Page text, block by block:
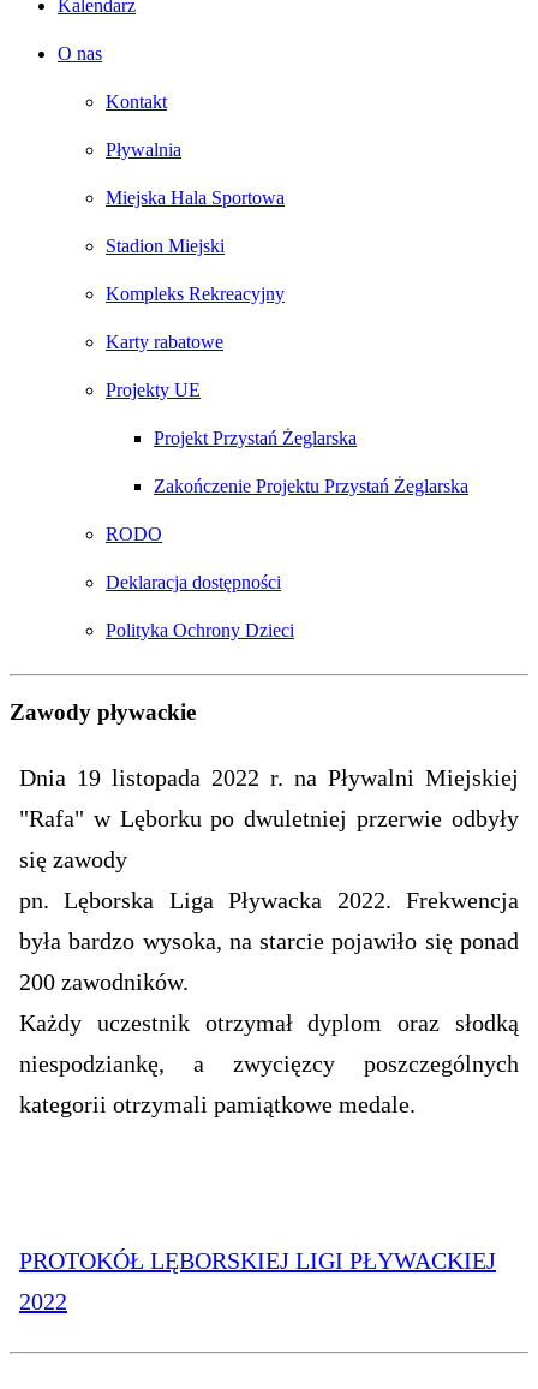
Kalendarz
O nas
Kontakt
Pływalnia
Miejska Hala Sportowa
Stadion Miejski
Kompleks Rekreacyjny
Karty rabatowe
Projekty UE
Projekt Przystań Żeglarska
Zakończenie Projektu Przystań Żeglarska
RODO
Deklaracja dostępności
Polityka Ochrony Dzieci
Zawody pływackie
Dnia 19 listopada 2022 r. na Pływalni Miejskiej
"Rafa" w Lęborku po dwuletniej przerwie odbyły
się zawody
pn. Lęborska Liga Pływacka 2022. Frekwencja
była bardzo wysoka, na starcie pojawiło się ponad
200 zawodników.
Każdy uczestnik otrzymał dyplom oraz słodką
niespodziankę, a zwycięzcy poszczególnych
kategorii otrzymali pamiątkowe medale.
PROTOKÓŁ LĘBORSKIEJ LIGI PŁYWACKIEJ
2022